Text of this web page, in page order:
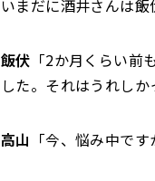
いまだに酒井さんは
飯伏 「2か月くらい
した。それはうれしか
高山 「今、悩み中です